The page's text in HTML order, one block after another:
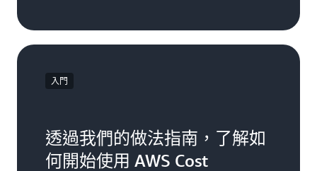
入門
透過我們的做法指南，了解如
何開始使用 AWS Cost